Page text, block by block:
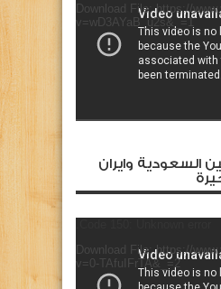
Download File: https://
v=wD3AYaB_u2s&_=1
السعودية وايران
Download File: https://
v=0-TAfuIFrTA&_=2